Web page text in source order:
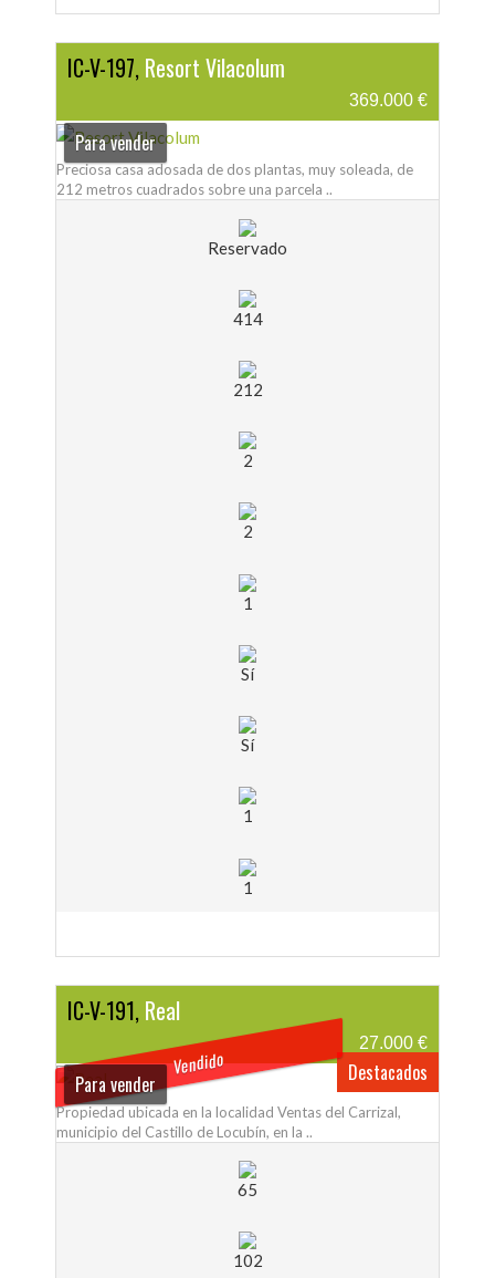
IC-V-197, Resort Vilacolum
369.000 €
Para vender
Preciosa casa adosada de dos plantas, muy soleada, de
212 metros cuadrados sobre una parcela ..
Reservado
414
212
2
2
1
Sí
Sí
1
1
IC-V-191, Real
27.000 €
Destacados
Vendido
Para vender
Propiedad ubicada en la localidad Ventas del Carrizal,
municipio del Castillo de Locubín, en la ..
65
102